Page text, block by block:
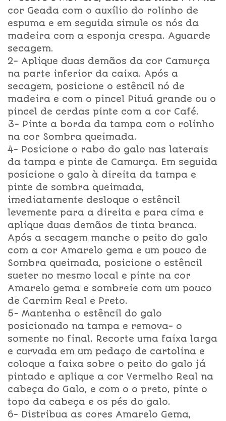
cor Geada com o auxílio do rolinho de
espuma e em seguida simule os nós da
madeira com a esponja crespa. Aguarde
secagem.
2- Aplique duas demãos da cor Camurça
na parte inferior da caixa. Após a
secagem, posicione o estêncil nó de
madeira e com o pincel Pituá grande ou o
pincel de cerdas pinte com a cor Café.
3- Pinte a borda da tampa com o rolinho
na cor Sombra queimada.
4- Posicione o rabo do galo nas laterais
da tampa e pinte de Camurça. Em seguida
posicione o galo à direita da tampa e
pinte de sombra queimada,
imediatamente desloque o estêncil
levemente para a direita e para cima e
aplique duas demãos de tinta branca.
Após a secagem manche o peito do galo
com a cor Amarelo gema e um pouco de
Sombra queimada, posicione o estêncil
sueter no mesmo local e pinte na cor
Amarelo gema e sombreie com um pouco
de Carmim Real e Preto.
5- Mantenha o estêncil do galo
posicionado na tampa e remova- o
somente no final. Recorte uma faixa larga
e curvada em um pedaço de cartolina e
coloque a faixa sobre o peito do galo já
pintado e aplique a cor Vermelho Real na
cabeça do Galo, e com o o preto, pinte o
topo da cabeça e os pés do galo.
6- Distribua as cores Amarelo Gema,